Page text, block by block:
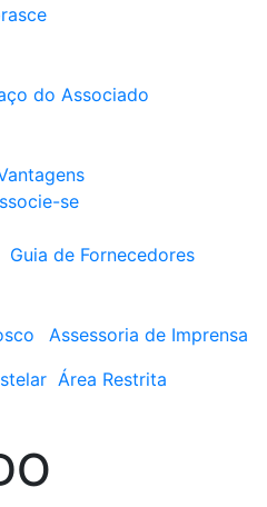
do Associado
se
Guia de Fornecedores
Assessoria de Imprensa
Área Restrita